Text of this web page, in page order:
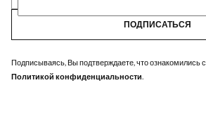
ПОДПИСАТЬСЯ
Подписываясь, Вы подтверждаете, что ознакомились с
Политикой конфиденциальности.